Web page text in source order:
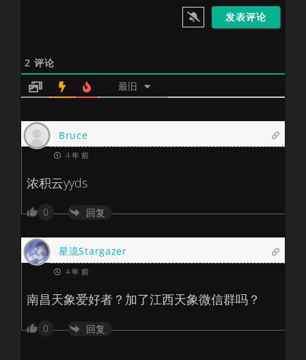
2 评论
最旧
Bruce
4 年 前
浓积云yyds
0 回复
星流Stargazer
4 年 前
南昌天象爱好者？加了江西天象微信群吗？
0 回复